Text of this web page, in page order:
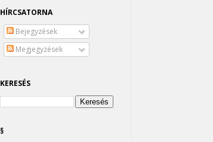
HÍRCSATORNA
Bejegyzések
Megjegyzések
KERESÉS
§